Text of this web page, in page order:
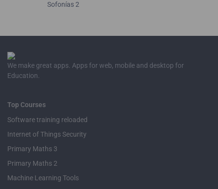
Sofonías 2
We make great apps. Apps for web, mobile and desktop for
Education.
Top Courses
Software training reloaded
Internet of Things Security
Primary Maths 3
Primary Maths 2
Machine Learning Tools